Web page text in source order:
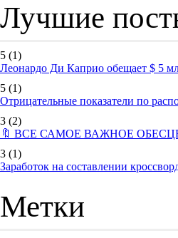
Лучшие
5 (1)
Леонардо Ди Каприо обещает $ 5
5 (1)
Отрицательные показатели по
3 (2)
🔖 ВСЕ САМОЕ ВАЖНОЕ
3 (1)
Заработок на составлении
Метки